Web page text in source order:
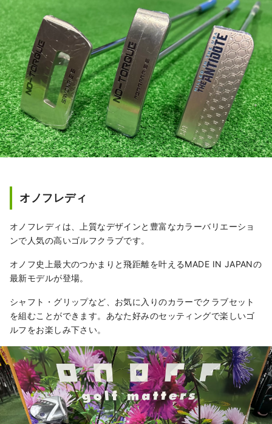
オノフレディ
オノフレディは、上質なデザインと豊富なカラーバリエーショ
ンで人気の高いゴルフクラブです。
オノフ史上最大のつかまりと飛距離を叶えるMADE IN JAPANの
最新モデルが登場。
シャフト・グリップなど、お気に入りのカラーでクラブセット
を組むことができます。あなた好みのセッティングで楽しいゴ
ルフをお楽しみ下さい。